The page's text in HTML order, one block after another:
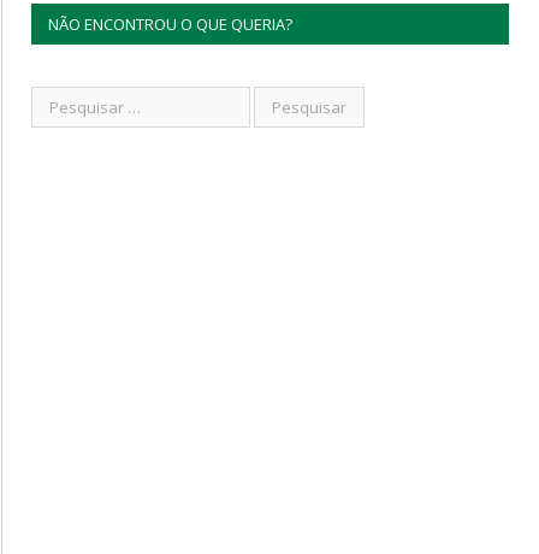
NÃO ENCONTROU O QUE QUERIA?